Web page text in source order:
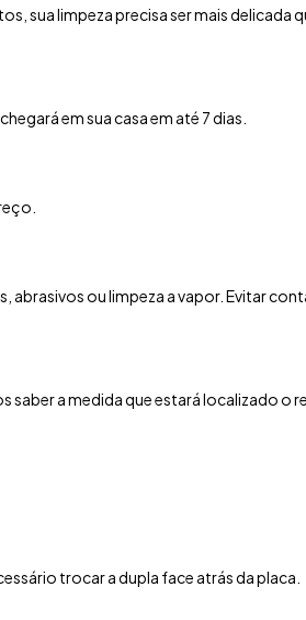
sua limpeza precisa ser mais delicada
, chegará em sua casa em até 7 dias.
abrasivos ou limpeza a vapor. Evitar
a medida que estará localizado o
trocar a dupla face atrás da placa.